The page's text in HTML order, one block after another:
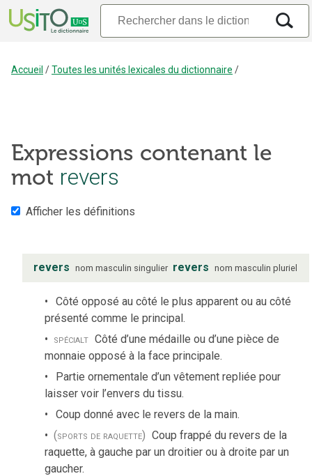
Accueil /Toutes les unités lexicales du dictionnaire /
Expressions contenant le
mot revers
Afficher les définitions
revers nom masculin singulier revers nom masculin pluriel
Côté opposé au côté le plus apparent ou au côté
présenté comme le principal.
spécialt Côté d’une médaille ou d’une pièce de
monnaie opposé à la face principale.
Partie ornementale d’un vêtement repliée pour
laisser voir l’envers du tissu.
Coup donné avec le revers de la main.
(sports de raquette) Coup frappé du revers de la
raquette, à gauche par un droitier ou à droite par un
gaucher.